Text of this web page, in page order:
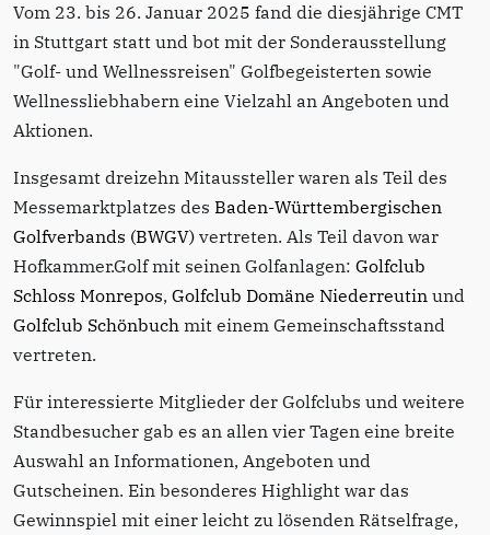
Vom 23. bis 26. Januar 2025 fand die diesjährige CMT
in Stuttgart statt und bot mit der Sonderausstellung
"Golf- und Wellnessreisen" Golfbegeisterten sowie
Wellnessliebhabern eine Vielzahl an Angeboten und
Aktionen.
Insgesamt dreizehn Mitaussteller waren als Teil des
Messemarktplatzes des Baden-Württembergischen
Golfverbands (BWGV) vertreten. Als Teil davon war
Hofkammer.Golf mit seinen Golfanlagen: Golfclub
Schloss Monrepos, Golfclub Domäne Niederreutin und
Golfclub Schönbuch mit einem Gemeinschaftsstand
vertreten.
Für interessierte Mitglieder der Golfclubs und weitere
Standbesucher gab es an allen vier Tagen eine breite
Auswahl an Informationen, Angeboten und
Gutscheinen. Ein besonderes Highlight war das
Gewinnspiel mit einer leicht zu lösenden Rätselfrage,